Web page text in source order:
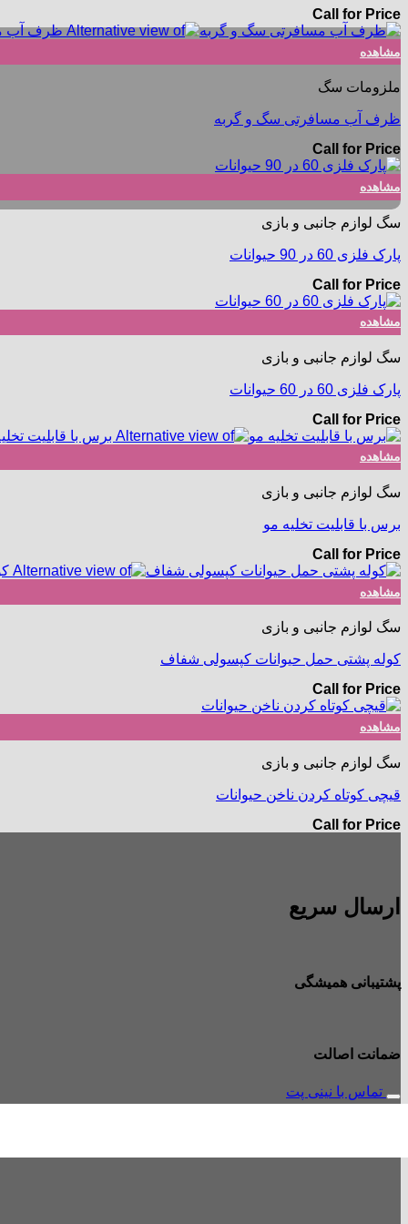
Call for Price
مشاهده
ملزومات سگ
ظرف آب مسافرتی سگ و گربه
Call for Price
مشاهده
سگ لوازم جانبی و بازی
پارک فلزی 60 در 90 حیوانات
Call for Price
مشاهده
سگ لوازم جانبی و بازی
پارک فلزی 60 در 60 حیوانات
Call for Price
مشاهده
سگ لوازم جانبی و بازی
برس با قابلیت تخلیه مو
Call for Price
مشاهده
سگ لوازم جانبی و بازی
کوله پشتی حمل حیوانات کپسولی شفاف
Call for Price
مشاهده
سگ لوازم جانبی و بازی
قیچی کوتاه کردن ناخن حیوانات
Call for Price
ارسال سریع
پشتیبانی همیشگی
ضمانت اصالت
تماس با نینی پت